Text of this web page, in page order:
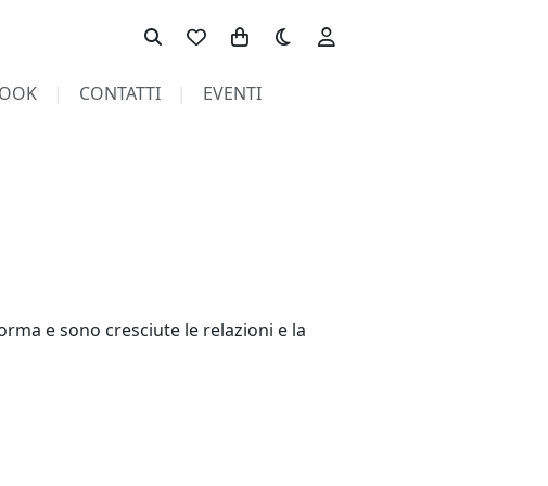
Toggle theme
CONTATTI EVENTI
e sono cresciute le relazioni e la